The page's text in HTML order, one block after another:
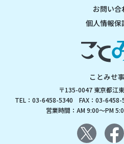
お問い合
個人情報保
ことみせ
〒135-0047 東京都江
TEL：03-6458-5340 FAX：03-
営業時間：AM 9:00～PM